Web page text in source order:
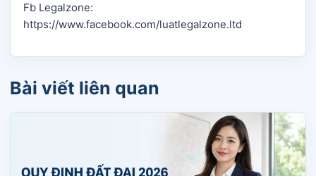
Fb Legalzone:
https://www.facebook.com/luatlegalzone.ltd
Bài viết liên quan